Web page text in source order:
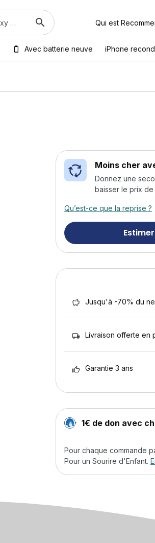
Qui est
Avec batterie neuve iPhone
Moins cher
Donnez une
baisser le prix
Qu’est-ce que la reprise ?
Jusqu'à -70% du
Livraison offerte en
Garantie 3 ans
1€ de don avec
Pour chaque commande
Pour un Sourire d'Enfant.